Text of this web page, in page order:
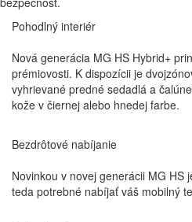
441 litrov, v prípade sklopených
Život je dosť hlučný. Vďaka
prináša tichší zážitok z jazdy, keď bez
Pohodlný interiér
Nová generácia MG HS Hybrid+
prémiovosti. K dispozícii je
vyhrievané predné sedadlá a
kože v čiernej alebo hnedej farbe.
Bezdrôtové nabíjanie
Novinkou v novej generácii MG HS
teda potrebné nabíjať váš mobilný